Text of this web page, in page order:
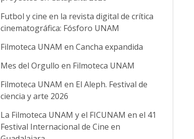
Futbol y cine en la revista digital de crítica
cinematográfica: Fósforo UNAM
Filmoteca UNAM en Cancha expandida
Mes del Orgullo en Filmoteca UNAM
Filmoteca UNAM en El Aleph. Festival de
ciencia y arte 2026
La Filmoteca UNAM y el FICUNAM en el 41
Festival Internacional de Cine en